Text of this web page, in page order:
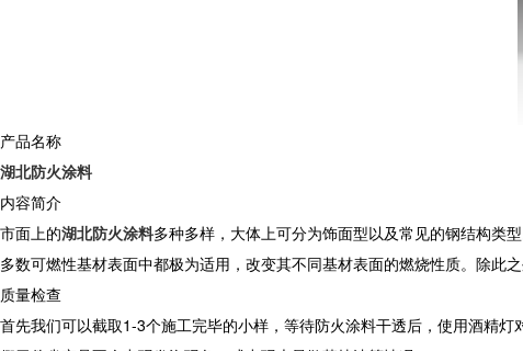
产品名称
湖北防火涂料
内容简介
市面上的湖北防火涂料多种多样，大体上可分为饰面型以及常见的钢结构类
多数可燃性基材表面中都极为适用，改变其不同基材表面的燃烧性质。除此
质量检查
首先我们可以截取1-3个施工完毕的小样，等待防火涂料干透后，使用酒精